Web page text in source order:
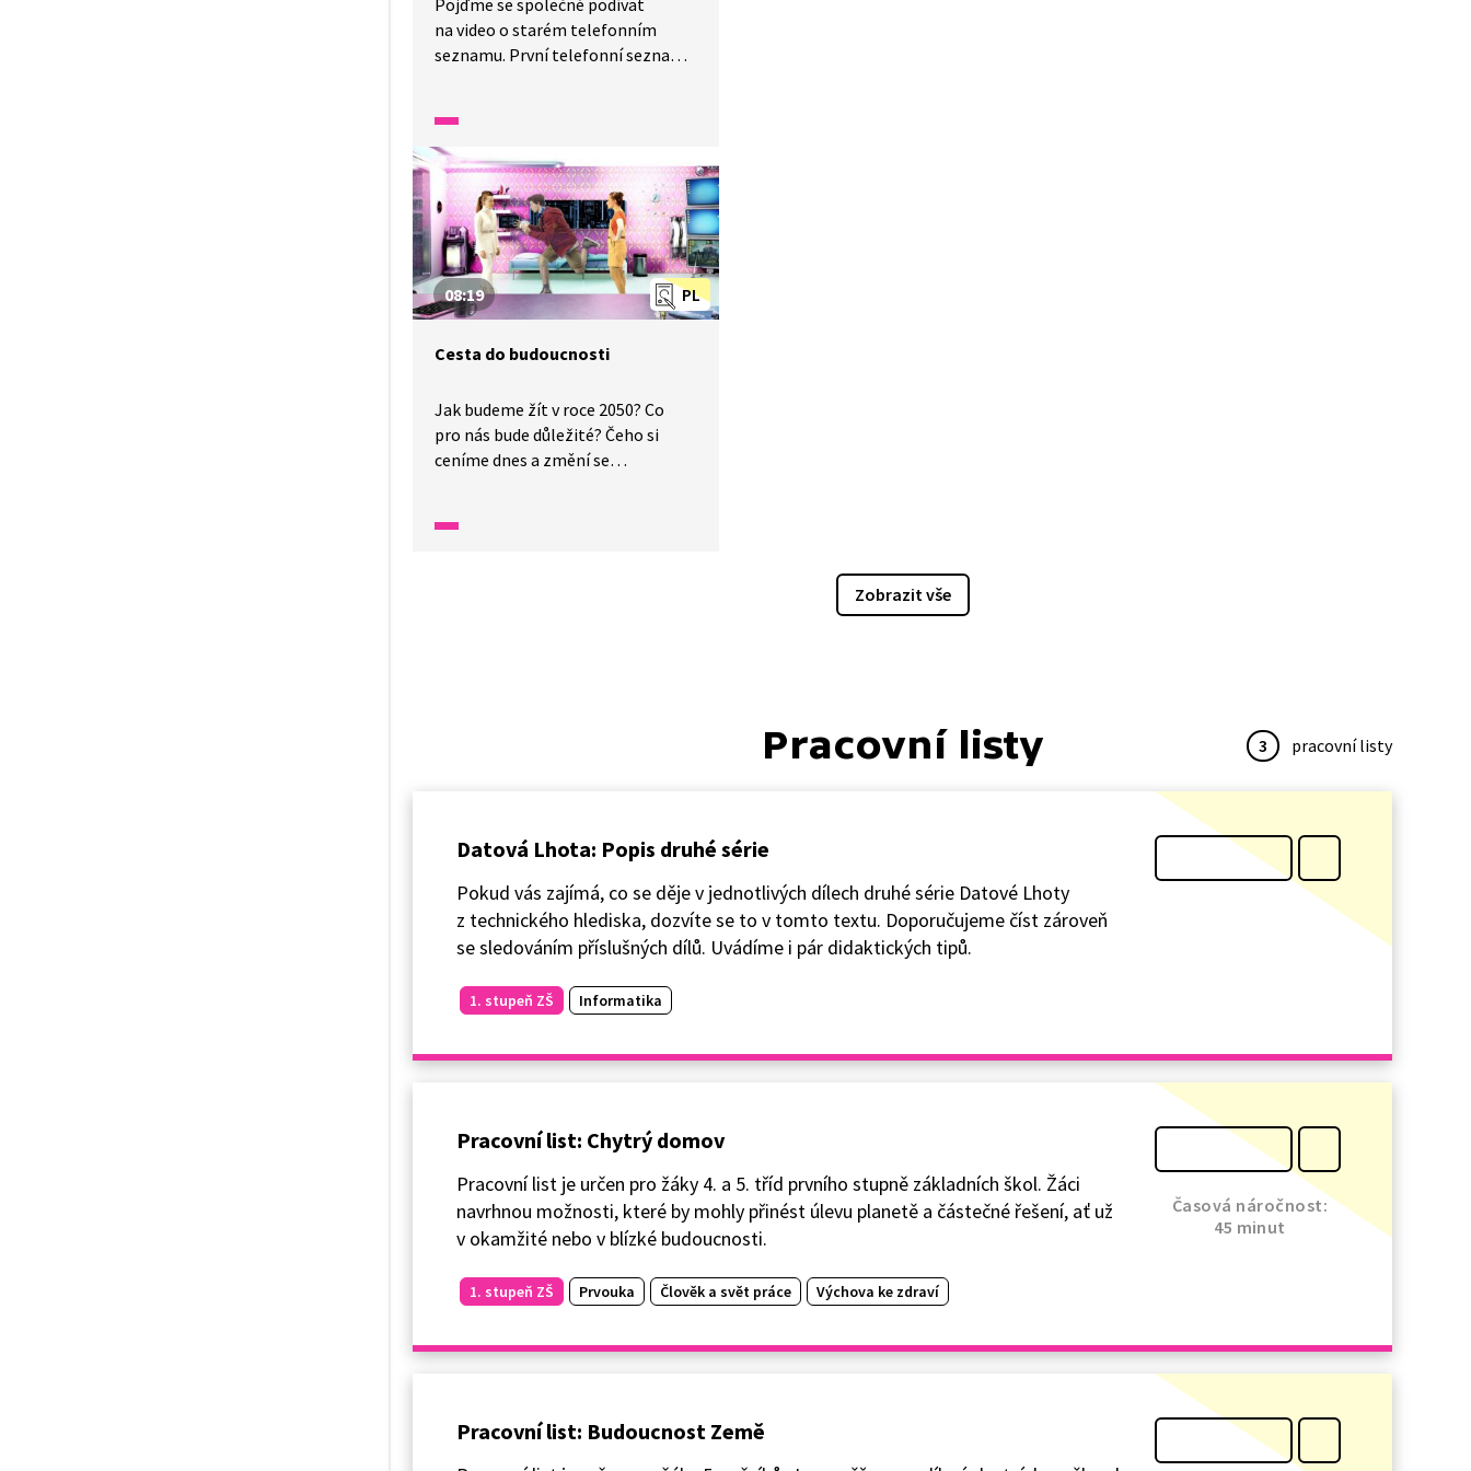
Pojďme se společně podívat
na video o starém telefonním
seznamu. První telefonní seznam
ve 30. letech 20. století.
Za počítačového vynálezce je
považován Charles Babbage. První
počítač na světě měl přezdívku
obrovský mozek.
PL
08:19
Cesta do budoucnosti
Jak budeme žít v roce 2050? Co
pro nás bude důležité? Čeho si
ceníme dnes a změní se
malý výlet. Zkusíme si představit
Zobrazit vše
Pracovní listy 3 pracovní listy
Datová Lhota: Popis druhé série
Pokud vás zajímá, co se děje v jednotlivých dílech druhé série Datové Lhoty
z technického hlediska, dozvíte se to v tomto textu. Doporučujeme číst zároveň
se sledováním příslušných dílů. Uvádíme i pár didaktických tipů.
1. stupeň ZŠ Informatika
Pracovní list: Chytrý domov
Pracovní list je určen pro žáky 4. a 5. tříd prvního stupně základních škol. Žáci
navrhnou možnosti, které by mohly přinést úlevu planetě a částečné řešení, ať už
v okamžité nebo v blízké budoucnosti.
1. stupeň ZŠ Prvouka Člověk a svět práce Výchova ke zdraví
Časová náročnost:
45 minut
Pracovní list: Budoucnost Země